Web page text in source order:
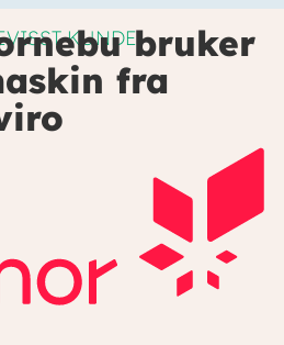
KUNDE:bruker
fra